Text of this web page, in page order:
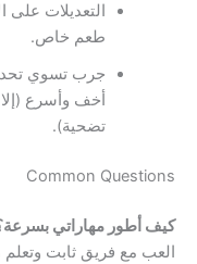
التعديلات
طعم خاص.
جرب تسوي
أخف وأسرع
تضحية).
Common Questions
كيف أطور مهاراتي
العب مع فريق ثابت وتعلم